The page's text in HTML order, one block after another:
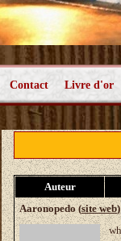
Contact Livre d'or
Auteur
Aaronopedo (site web)